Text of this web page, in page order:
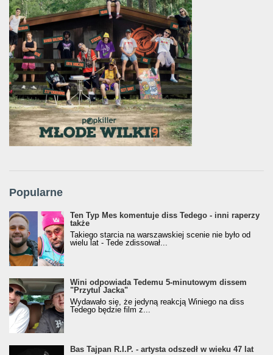
Popularne
Ten Typ Mes komentuje diss Tedego - inni raperzy
także
Takiego starcia na warszawskiej scenie nie było od
wielu lat - Tede zdissował...
Wini odpowiada Tedemu 5-minutowym dissem
"Przytul Jacka"
Wydawało się, że jedyną reakcją Winiego na diss
Tedego będzie film z...
Bas Tajpan R.I.P. - artysta odszedł w wieku 47 lat